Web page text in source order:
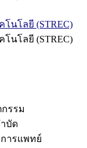
นโลยี (STREC)
นโลยี (STREC)
รรม
บัด
ารแพทย์